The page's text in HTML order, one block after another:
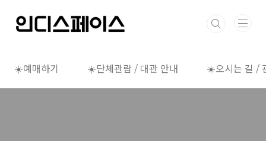
☀️예매하기 ☀️단체관람 / 대관 안내 ☀️오시는 길 /